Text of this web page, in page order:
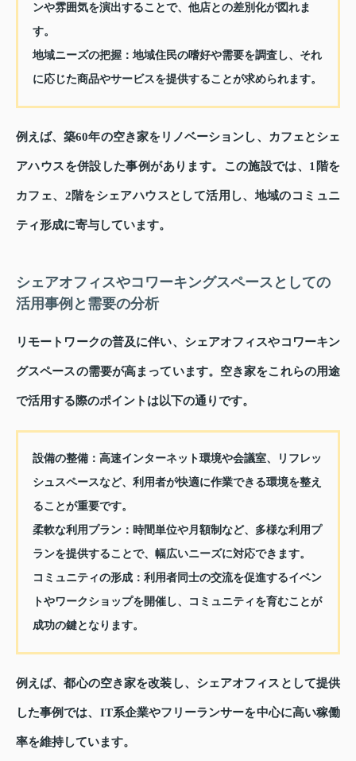
ンや雰囲気を演出することで、他店との差別化が図れま
す。
地域ニーズの把握： 地域住民の嗜好や需要を調査し、それ
に応じた商品やサービスを提供することが求められます。
例えば、築60年の空き家をリノベーションし、カフェとシェ
アハウスを併設した事例があります。この施設では、1階を
カフェ、2階をシェアハウスとして活用し、地域のコミュニ
ティ形成に寄与しています。
シェアオフィスやコワーキングスペースとしての
活用事例と需要の分析
リモートワークの普及に伴い、シェアオフィスやコワーキン
グスペースの需要が高まっています。空き家をこれらの用途
で活用する際のポイントは以下の通りです。
設備の整備： 高速インターネット環境や会議室、リフレッ
シュスペースなど、利用者が快適に作業できる環境を整え
ることが重要です。
柔軟な利用プラン： 時間単位や月額制など、多様な利用プ
ランを提供することで、幅広いニーズに対応できます。
コミュニティの形成： 利用者同士の交流を促進するイベン
トやワークショップを開催し、コミュニティを育むことが
成功の鍵となります。
例えば、都心の空き家を改装し、シェアオフィスとして提供
した事例では、IT系企業やフリーランサーを中心に高い稼働
率を維持しています。